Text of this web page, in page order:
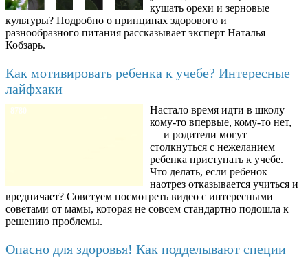
кушать орехи и зерновые
культуры? Подробно о принципах здорового и
разнообразного питания рассказывает эксперт Наталья
Кобзарь.
Как мотивировать ребенка к учебе? Интересные
лайфхаки
8780
Настало время идти в школу —
кому-то впервые, кому-то нет,
— и родители могут
столкнуться с нежеланием
ребенка приступать к учебе.
Что делать, если ребенок
наотрез отказывается учиться и
вредничает? Советуем посмотреть видео с интересными
советами от мамы, которая не совсем стандартно подошла к
решению проблемы.
Опасно для здоровья! Как подделывают специи